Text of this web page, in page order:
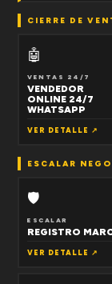
CIERRE DE
🤖
VENTAS 24/7
VENDEDOR
ONLINE 24/7
WHATSAPP
VER DETALLE ↗
ESCALAR
🛡
ESCALAR
REGISTRO
VER DETALLE ↗